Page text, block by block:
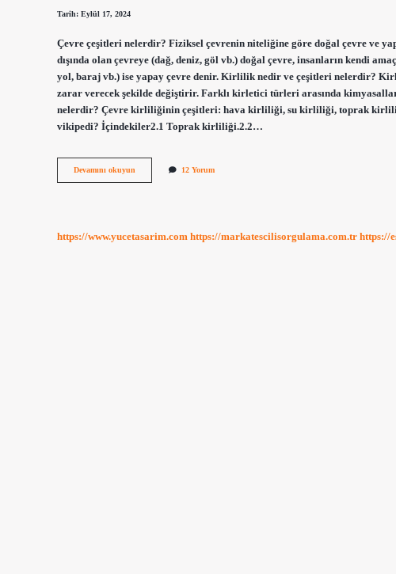
Tarih: Eylül 17, 2024
Çevre çeşitleri nelerdir? Fiziksel çevrenin niteliğine göre doğal çevre ve
dışında olan çevreye (dağ, deniz, göl vb.) doğal çevre, insanların kendi
yol, baraj vb.) ise yapay çevre denir. Kirlilik nedir ve çeşitleri nelerdir?
zarar verecek şekilde değiştirir. Farklı kirletici türleri arasında
nelerdir? Çevre kirliliğinin çeşitleri: hava kirliliği, su kirliliği, toprak
vikipedi? İçindekiler2.1 Toprak kirliliği.2.2…
Devamını okuyun
Kirliliği
12 Yorum
https://www.yucetasarim.com https://markatescilisorgulama.com.tr https://